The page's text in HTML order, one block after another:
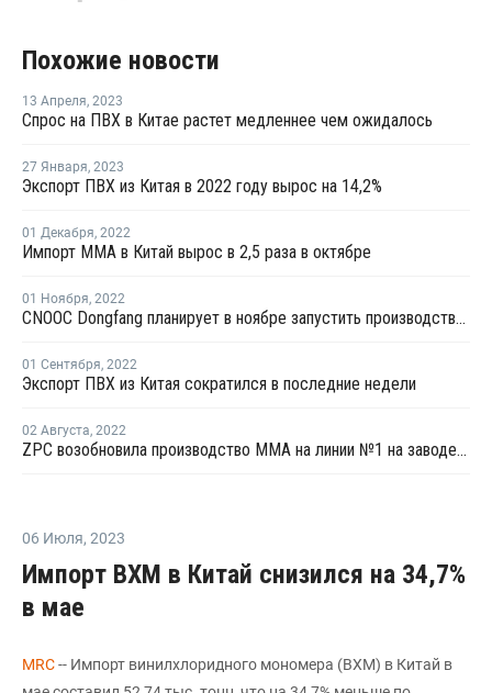
Похожие новости
13 Апреля, 2023
Спрос на ПВХ в Китае растет медленнее чем ожидалось
27 Января, 2023
Экспорт ПВХ из Китая в 2022 году вырос на 14,2%
01 Декабря, 2022
Импорт ММА в Китай вырос в 2,5 раза в октябре
01 Ноября, 2022
CNOOC Dongfang планирует в ноябре запустить производство ММА в Китае
01 Сентября, 2022
Экспорт ПВХ из Китая сократился в последние недели
02 Августа, 2022
ZPC возобновила производство ММА на линии №1 на заводе №2 в Чжоушане
06 Июля, 2023
Импорт ВХМ в Китай снизился на 34,7%
в мае
MRС-- Импорт винилхлоридного мономера (ВХМ) в Китай в